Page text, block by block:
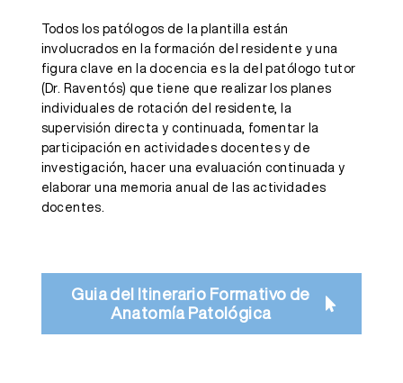
Todos los patólogos de la plantilla están
involucrados en la formación del residente y una
figura clave en la docencia es la del patólogo tutor
(Dr. Raventós) que tiene que realizar los planes
individuales de rotación del residente, la
supervisión directa y continuada, fomentar la
participación en actividades docentes y de
investigación, hacer una evaluación continuada y
elaborar una memoria anual de las actividades
docentes.
Guia del Itinerario Formativo de
Anatomía Patológica